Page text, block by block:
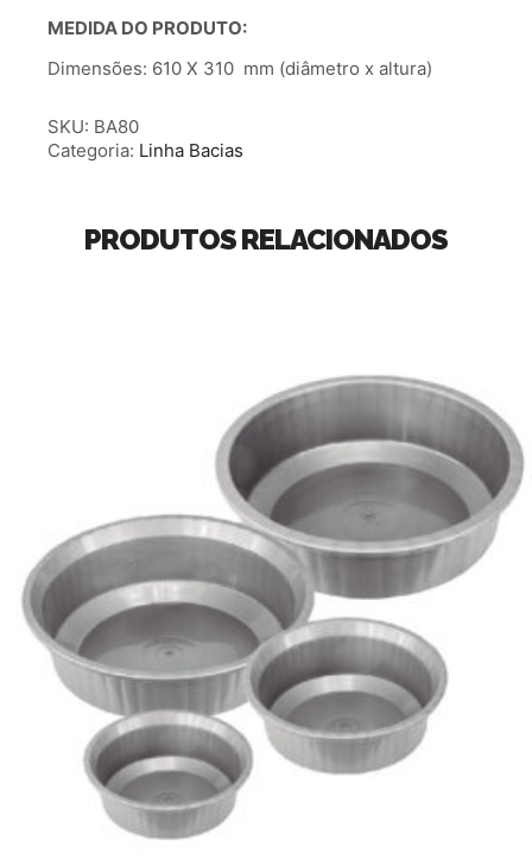
MEDIDA DO PRODUTO:
Dimensões: 610 X 310 mm (diâmetro x altura)
SKU: BA80
Categoria: Linha Bacias
PRODUTOS RELACIONADOS